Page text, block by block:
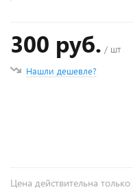
300 руб. / шт
Нашли дешевле?
Цена действительна